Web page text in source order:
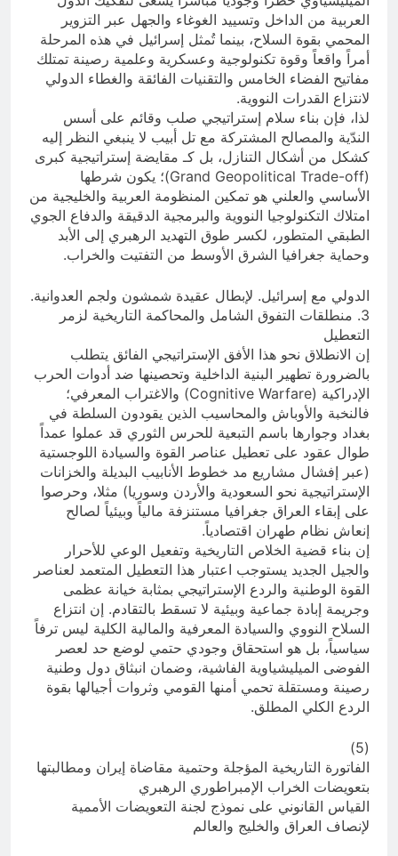
العربية من الداخل وتسييد الغوغاء والجهل عبر التزوير
المحمي بقوة السلاح، بينما تُمثل إسرائيل في هذه المرحلة
أمراً واقعاً وقوة تكنولوجية وعسكرية وعلمية رصينة تمتلك
مفاتيح الفضاء الخامس والتقنيات الفائقة والغطاء الدولي
لانتزاع القدرات النووية.
لذا، فإن بناء سلام إستراتيجي صلب وقائم على أسس
الندّية والمصالح المشتركة مع تل أبيب لا ينبغي النظر إليه
كشكل من أشكال التنازل، بل كـ مقايضة إستراتيجية كبرى
(Grand Geopolitical Trade-off)؛ يكون شرطها
الأساسي والعلني هو تمكين المنظومة العربية والخليجية من
امتلاك التكنولوجيا النووية والبرمجية الدقيقة والدفاع الجوي
الطبقي المتطور، لكسر طوق التهديد الرهبري إلى الأبد
وحماية جغرافيا الشرق الأوسط من التفتيت والخراب.
الدولي مع إسرائيل. لإبطال عقيدة شمشون ولجم العدوانية.
3. منطلقات التفوق الشامل والمحاكمة التاريخية لزمر
التعطيل
إن الانطلاق نحو هذا الأفق الإستراتيجي الفائق يتطلب
بالضرورة تطهير البنية الداخلية وتحصينها ضد أدوات الحرب
الإدراكية (Cognitive Warfare) والاغتراب المعرفي؛
فالنخبة والأوباش والمحاسيب الذين يقودون السلطة في
بغداد وجوارها باسم التبعية للحرس الثوري قد عملوا عمداً
طوال عقود على تعطيل عناصر القوة والسيادة اللوجستية
(عبر إفشال مشاريع مد خطوط الأنابيب البديلة والخزانات
الإستراتيجية نحو السعودية والأردن وسوريا) مثلا، وحرصوا
على إبقاء العراق جغرافيا مستنزفة مالياً وبيئياً لصالح
إنعاش نظام طهران اقتصادياً.
إن بناء قضية الخلاص التاريخية وتفعيل الوعي للأحرار
والجيل الجديد يستوجب اعتبار هذا التعطيل المتعمد لعناصر
القوة الوطنية والردع الإستراتيجي بمثابة خيانة عظمى
وجريمة إبادة جماعية وبيئية لا تسقط بالتقادم. إن انتزاع
السلاح النووي والسيادة المعرفية والمالية الكلية ليس ترفاً
سياسياً، بل هو استحقاق وجودي حتمي لوضع حد لعصر
الفوضى الميليشياوية الفاشية، وضمان انبثاق دول وطنية
رصينة ومستقلة تحمي أمنها القومي وثروات أجيالها بقوة
الردع الكلي المطلق.
(5)
الفاتورة التاريخية المؤجلة وحتمية مقاضاة إيران ومطالبتها
بتعويضات الخراب الإمبراطوري الرهبري
القياس القانوني على نموذج لجنة التعويضات الأممية
لإنصاف العراق والخليج والعالم